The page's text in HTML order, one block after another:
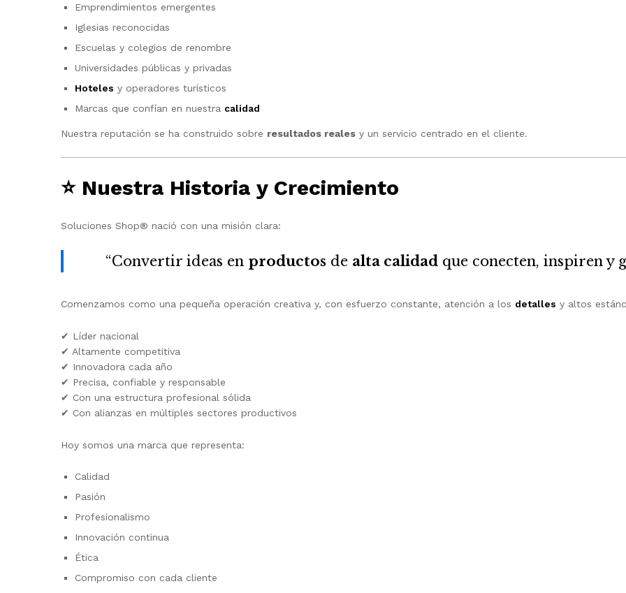
Emprendimientos emergentes
Iglesias reconocidas
Escuelas y colegios de renombre
Universidades públicas y privadas
Hoteles y operadores turísticos
Marcas que confían en nuestra calidad
Nuestra reputación se ha construido sobre resultados reales y un servicio centrado en el cliente.
⭐ Nuestra Historia y Crecimiento
Soluciones Shop® nació con una misión clara:
“Convertir ideas en productos de alta calidad que conecten, inspiren y
Comenzamos como una pequeña operación creativa y, con esfuerzo constante, atención a los detalles y altos
✔ Líder nacional
✔ Altamente competitiva
✔ Innovadora cada año
✔ Precisa, confiable y responsable
✔ Con una estructura profesional sólida
✔ Con alianzas en múltiples sectores productivos
Hoy somos una marca que representa:
Calidad
Pasión
Profesionalismo
Innovación continua
Ética
Compromiso con cada cliente